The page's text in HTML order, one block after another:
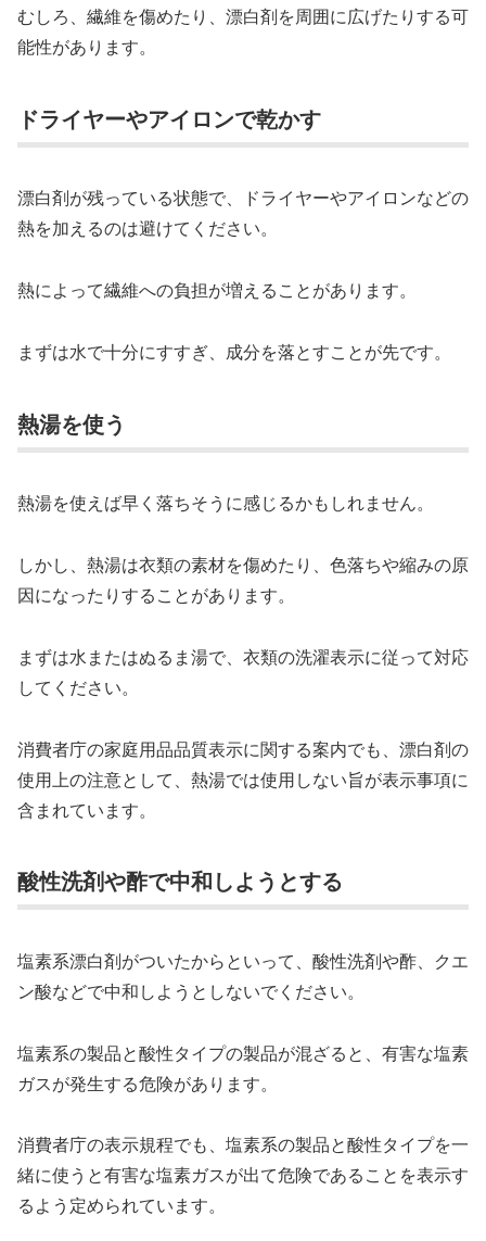
むしろ、繊維を傷めたり、漂白剤を周囲に広げたりする可
能性があります。
ドライヤーやアイロンで乾かす
漂白剤が残っている状態で、ドライヤーやアイロンなどの
熱を加えるのは避けてください。
熱によって繊維への負担が増えることがあります。
まずは水で十分にすすぎ、成分を落とすことが先です。
熱湯を使う
熱湯を使えば早く落ちそうに感じるかもしれません。
しかし、熱湯は衣類の素材を傷めたり、色落ちや縮みの原
因になったりすることがあります。
まずは水またはぬるま湯で、衣類の洗濯表示に従って対応
してください。
消費者庁の家庭用品品質表示に関する案内でも、漂白剤の
使用上の注意として、熱湯では使用しない旨が表示事項に
含まれています。
酸性洗剤や酢で中和しようとする
塩素系漂白剤がついたからといって、酸性洗剤や酢、クエ
ン酸などで中和しようとしないでください。
塩素系の製品と酸性タイプの製品が混ざると、有害な塩素
ガスが発生する危険があります。
消費者庁の表示規程でも、塩素系の製品と酸性タイプを一
緒に使うと有害な塩素ガスが出て危険であることを表示す
るよう定められています。